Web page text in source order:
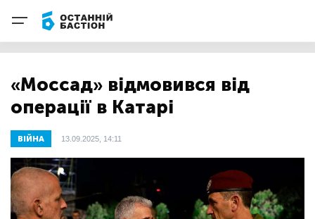
«Моссад» відмовився від
операції в Катарі
ВІЙНА 13.09.2025, 14:11